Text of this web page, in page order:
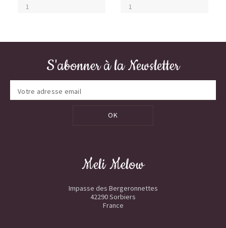
S'abonner à la Newsletter
OK
Meli Melow
Impasse des Bergeronnettes
42290 Sorbiers
France